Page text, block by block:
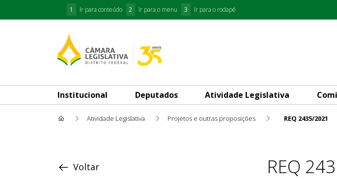
1 Ir para conteúdo 2 Ir para o menu 3 Ir para o rodapé
Institucional Deputados Atividade Legislativa
Atividade Legislativa Projetos e outras proposições REQ 2435/2021
REQ
Voltar